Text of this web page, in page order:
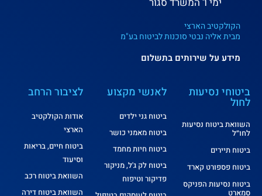
לציבור הרחב
אודות הקולקטיב
הארצי
ביטוח חיים, בריאות
וסיעוד
השוואת ביטוח רכב
השוואת ביטוח דירה
לאנשי מקצוע
ביטוח גני ילדים
ביטוח מאמני כושר
ביטוח חיות מחמד
ביטוח לק ג'ל, מניקור
פדיקור וטיפוח
ביטוחי נסיעות
לחול
השוואת ביטוח נסיעות
לחו״ל
ביטוח תיירים
ביטוח פספורט קארד
ביטוח נסיעות הפניקס
סמארט
הקולקטיב הארצי
מבית אליה נבטי סוכנות לביטוח בע"מ
מידע על שירותים בתשלום